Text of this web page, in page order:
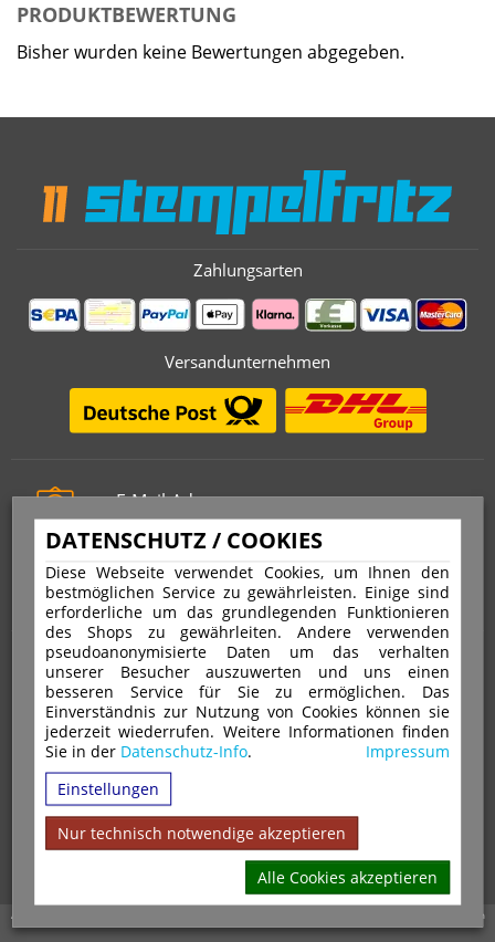
DATENSCHUTZ / COOKIES
Diese Webseite verwendet Cookies, um Ihnen den
bestmöglichen Service zu gewährleisten. Einige sind
erforderliche um das grundlegenden Funktionieren
des Shops zu gewährleiten. Andere verwenden
pseudoanonymisierte Daten um das verhalten
unserer Besucher auszuwerten und uns einen
besseren Service für Sie zu ermöglichen. Das
Einverständnis zur Nutzung von Cookies können sie
jederzeit wiederrufen. Weitere Informationen finden
Sie in der Datenschutz-Info.
Impressum
Einstellungen
Nur technisch notwendige akzeptieren
Alle Cookies akzeptieren
PRODUKTBEWERTUNG
Bisher wurden keine Bewertungen abgegeben.
Zahlungsarten
Versandunternehmen
E-Mail-Adresse
info@stempelfritz.de
Telefon
0221 677 812 08
Über uns
VERTRAG WIDERRUFEN
IMPRESSUM
DATENSCHUTZ
WIDERRUFSRECHT
AGB
VERSAND & ZAHLUNGSARTEN
WARENKORB
MAGAZIN
Alle Preise inkl. 19% MwSt. zzgl. Versandkosten | Copyright © 2026 Stempel Toenges GmbH - Alle Rechte vorbehalten